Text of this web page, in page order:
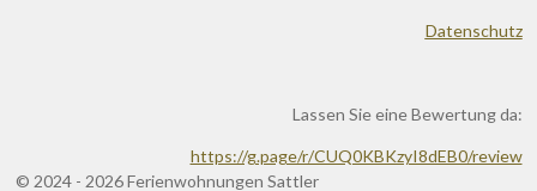
Datenschutz
Lassen Sie eine Bewertung da:
https://g.page/r/CUQ0KBKzyI8dEB0/review
© 2024 - 2026 Ferienwohnungen Sattler